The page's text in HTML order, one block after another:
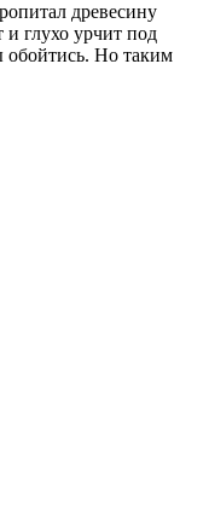
древесину
глухо урчит под
обойтись. Но таким